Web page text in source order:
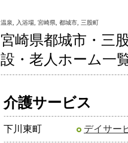
温泉, 入浴場, 宮崎県, 都城市, 三股町
宮崎県都城市・三
設・老人ホーム一
介護サービス
下川東町 デイサー